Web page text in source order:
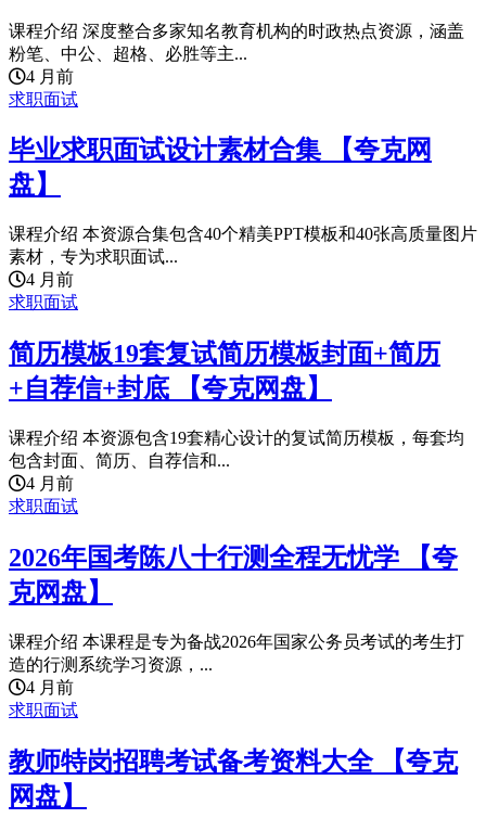
课程介绍 深度整合多家知名教育机构的时政热点资源，涵盖
粉笔、中公、超格、必胜等主...
4 月前
求职面试
毕业求职面试设计素材合集 【夸克网
盘】
课程介绍 本资源合集包含40个精美PPT模板和40张高质量图片
素材，专为求职面试...
4 月前
求职面试
简历模板19套复试简历模板封面+简历
+自荐信+封底 【夸克网盘】
课程介绍 本资源包含19套精心设计的复试简历模板，每套均
包含封面、简历、自荐信和...
4 月前
求职面试
2026年国考陈八十行测全程无忧学 【夸
克网盘】
课程介绍 本课程是专为备战2026年国家公务员考试的考生打
造的行测系统学习资源，...
4 月前
求职面试
教师特岗招聘考试备考资料大全 【夸克
网盘】